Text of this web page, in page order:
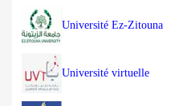
Université Ez-Zitouna
Université virtuelle